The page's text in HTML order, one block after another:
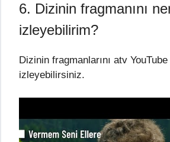
6. Dizinin fragmanını
izleyebilirim?
Dizinin fragmanlarını atv
izleyebilirsiniz.